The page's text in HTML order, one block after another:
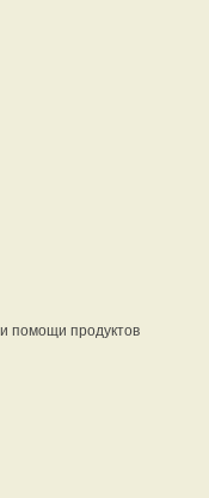
помощи продуктов